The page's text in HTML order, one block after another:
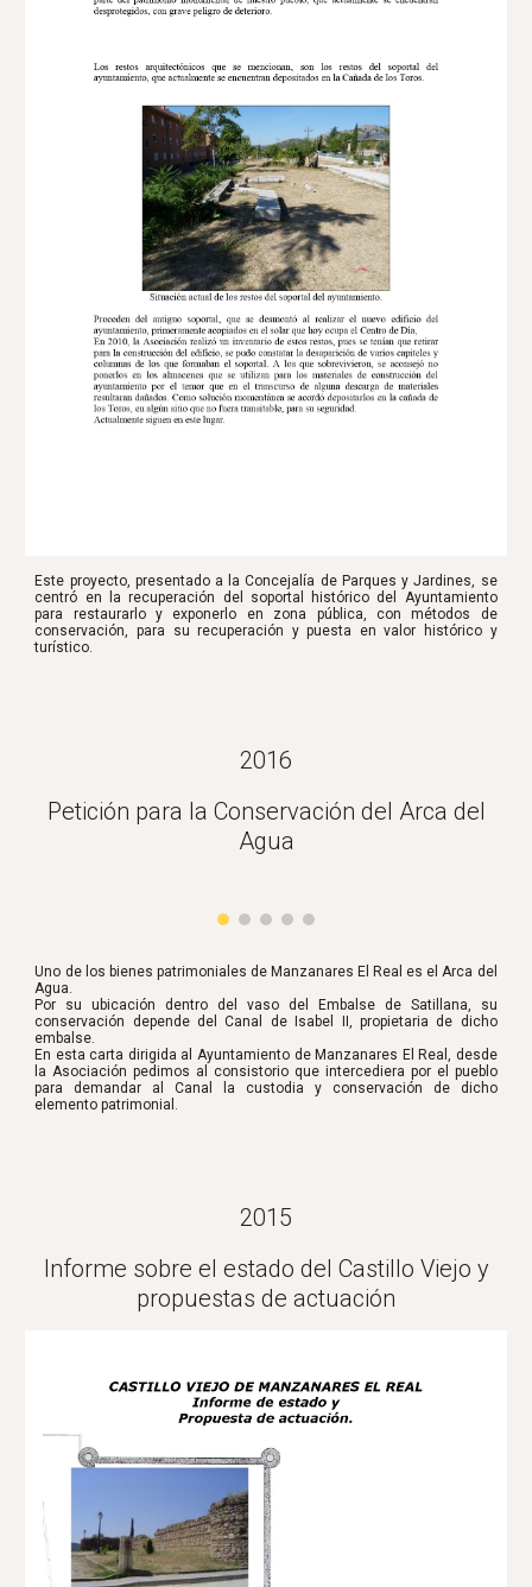
Este proyecto, presentado a la Concejalía de Parques y Jardines, se
centró en la recuperación del soportal histórico del Ayuntamiento
para restaurarlo y exponerlo en zona pública, con métodos de
conservación, para su recuperación y puesta en valor histórico y
turístico.
2016
Petición para la Conservación del Arca del
Agua
Uno de los bienes patrimoniales de Manzanares El Real es el Arca del
Agua.
Por su ubicación dentro del vaso del Embalse de Satillana, su
conservación depende del Canal de Isabel II, propietaria de dicho
embalse.
En esta carta dirigida al Ayuntamiento de Manzanares El Real, desde
la Asociación pedimos al consistorio que intercediera por el pueblo
para demandar al Canal la custodia y conservación de dicho
elemento patrimonial.
2015
Informe sobre el estado del Castillo Viejo y
propuestas de actuación